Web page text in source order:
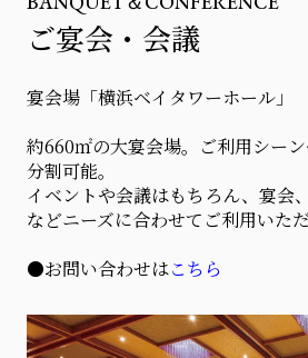
ご宴会・会議
宴会場「横浜ベイタワーホール」
約660㎡の大宴会場。ご利用シー
分割可能。
イベントや会議はもちろん、宴会
などニーズに合わせてご利用いただ
●お問い合わせはこちら